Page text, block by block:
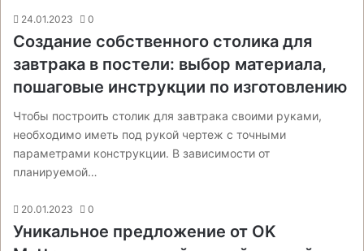
24.01.2023 0
Создание собственного столика для
завтрака в постели: выбор материала,
пошаговые инструкции по изготовлению
Чтобы построить столик для завтрака своими руками,
необходимо иметь под рукой чертеж с точными
параметрами конструкции. В зависимости от
планируемой…
20.01.2023 0
Уникальное предложение от OK